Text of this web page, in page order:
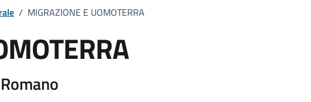
/ MIGRAZIONE E UOMOTERRA